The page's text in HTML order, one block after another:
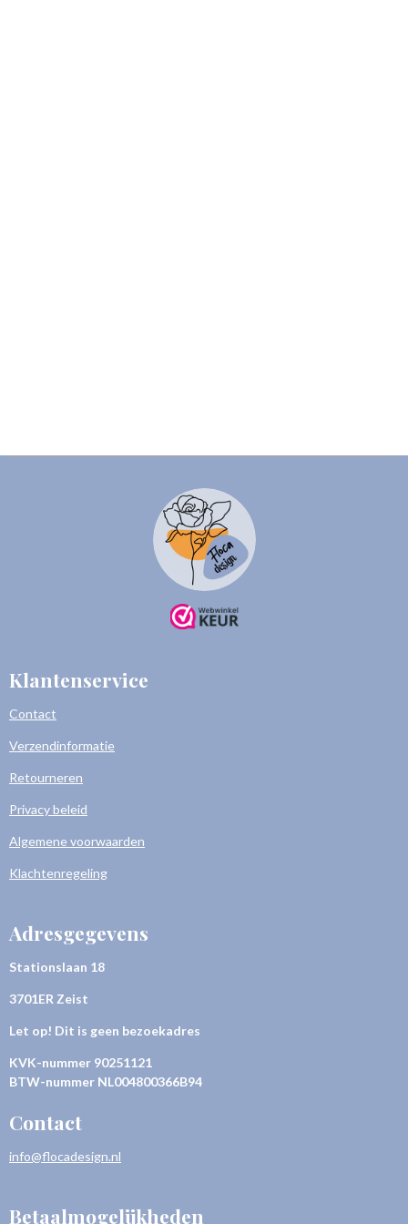
Klantenservice
Contact
Verzendinformatie
Retourneren
Privacy beleid
Algemene voorwaarden
Klachtenregeling
Adresgegevens
Stationslaan 18
3701ER Zeist
Let op! Dit is geen bezoekadres
KVK-nummer 90251121
BTW-nummer NL004800366B94
Contact
info@flocadesign.nl
Betaalmogelijkheden